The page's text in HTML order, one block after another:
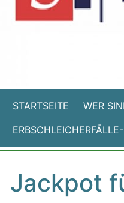
STARTSEITE WER
Jackpot